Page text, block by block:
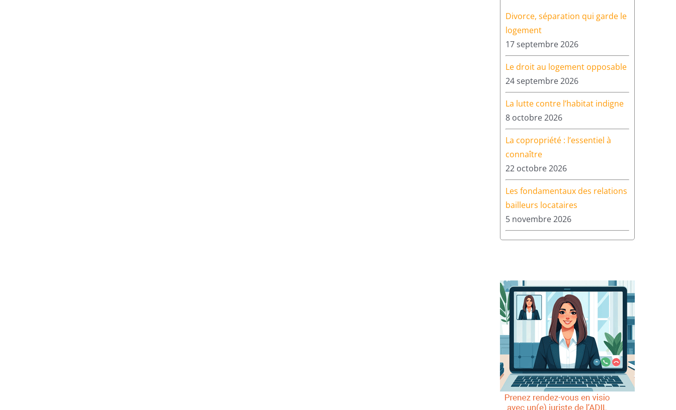
Divorce, séparation qui garde le
logement
17 septembre 2026
Le droit au logement opposable
24 septembre 2026
La lutte contre l’habitat indigne
8 octobre 2026
La copropriété : l’essentiel à
connaître
22 octobre 2026
Les fondamentaux des relations
bailleurs locataires
5 novembre 2026